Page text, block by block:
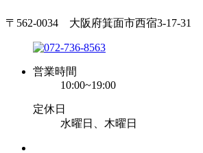
〒562-0034 大阪府箕面市西宿3-17-31
営業時間
10:00~19:00
定休日
水曜日、木曜日